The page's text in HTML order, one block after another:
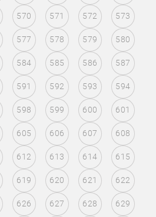
570 571 572 573
577 578 579 580
584 585 586 587
591 592 593 594
598 599 600 601
605 606 607 608
612 613 614 615
619 620 621 622
626 627 628 629